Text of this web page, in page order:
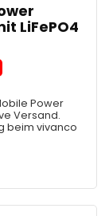
LiFePO4
Power
Versand.
beim vivanco